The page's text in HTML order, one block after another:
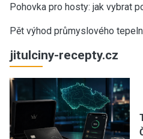
Pohovka pro hosty: jak vybrat
Pět výhod průmyslového
jitulciny-recepty.cz